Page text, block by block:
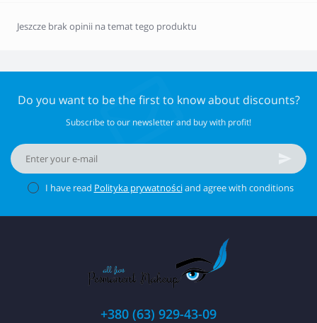
Jeszcze brak opinii na temat tego produktu
Do you want to be the first to know about discounts?
Subscribe to our newsletter and buy with profit!
I have read Polityka prywatnościand agree with conditions
+380 (63) 929-43-09